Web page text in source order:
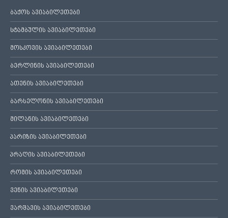
ბაქოს ავიაბილეთები
სტამბულის ავიაბილეთები
მოსკოვის ავიაბილეთები
ბერლინის ავიაბილეთები
ათენის ავიაბილეთები
ბარსელონის ავიაბილეთები
მილანის ავიაბილეთები
პარიზის ავიაბილეთები
პრაღის ავიაბილეთები
რომის ავიაბილეთები
ვენის ავიაბილეთები
ვარშავის ავიაბილეთები